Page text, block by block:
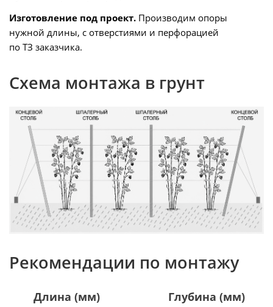
Изготовление под проект. Производим опоры
нужной длины, с отверстиями и перфорацией
по ТЗ заказчика.
Схема монтажа в грунт
Рекомендации по монтажу
Длина (мм)
Глубина (мм)